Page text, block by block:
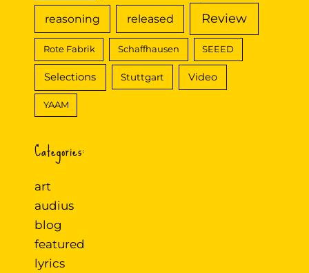
reasoning released Review
Rote Fabrik Schaffhausen SEEED
Selections Stuttgart Video
YAAM
Categories:
art
audius
blog
featured
lyrics